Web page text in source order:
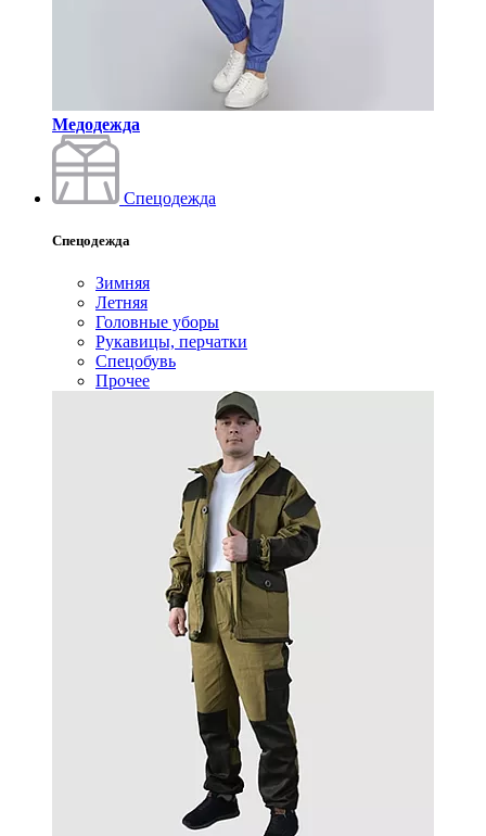
Медодежда
Спецодежда
Спецодежда
Зимняя
Летняя
Головные уборы
Рукавицы, перчатки
Спецобувь
Прочее